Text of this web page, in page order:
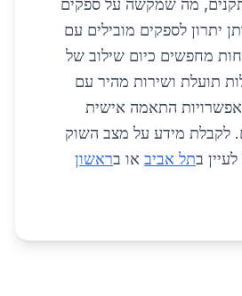
מה שמקשה על ספקים
יתרון לספקים מובילים עם
מחפשים כיום שילוב של
תועלת ושירות מהיר עם
7, לצד אפשרויות התאמה אישית
לקבלת מידע על מצב השוק
בתל אביב או בראשון